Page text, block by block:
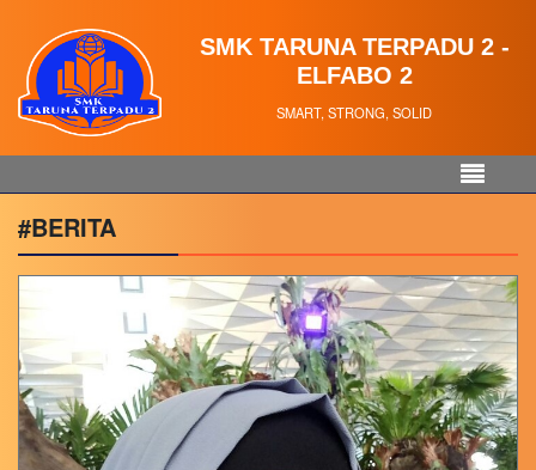
SMK TARUNA TERPADU 2 -
ELFABO 2
SMART, STRONG, SOLID
#BERITA